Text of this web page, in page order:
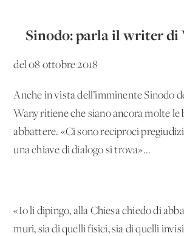
Sinodo: parla il writer di
del 08 ottobre 2018
Anche in vista dell’imminente Sinodo
Wany ritiene che siano ancora molte le
abbattere. «Ci sono reciproci
una chiave di dialogo si trova»...
«Io li dipingo, alla Chiesa chiedo di
muri, sia di quelli fisici, sia di quelli